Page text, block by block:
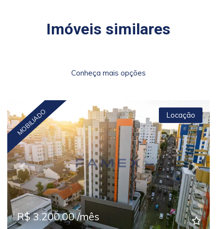
Imóveis similares
Conheça mais opções
Previous Next
MOBILIADO Locação
R$ 3.200,00 /mês